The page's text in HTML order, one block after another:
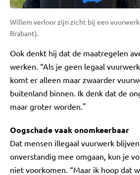
Willem verloor zijn zicht bij een
Brabant).
Ook denkt hij dat de maatregelen
werken. “Als je geen legaal
komt er alleen maar zwaarder
buitenland binnen. Ik denk dat de
maar groter worden."
Oogschade vaak onomkeerbaar
Dat mensen illegaal vuurwerk
onverstandig mee omgaan, kun je
niet voorkomen. “Maar ik hoop dat